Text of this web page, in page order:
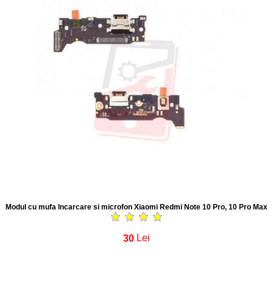
Modul cu mufa Incarcare si microfon Xiaomi Redmi Note 10 Pro, 10 Pro Max
30 Lei